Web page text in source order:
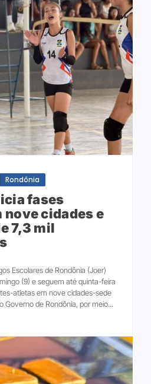
Rondônia
fases
nove cidades e
7,3 mil
Escolares de Rondônia (Joer)
(9) e seguem até quinta-feira
atletas em nove cidades-sede
Governo de Rondônia, por meio...